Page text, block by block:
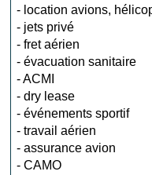
- location avions,
- jets privé
- fret aérien
- évacuation sanitaire
- ACMI
- dry lease
- événements sportif
- travail aérien
- assurance avion
- CAMO